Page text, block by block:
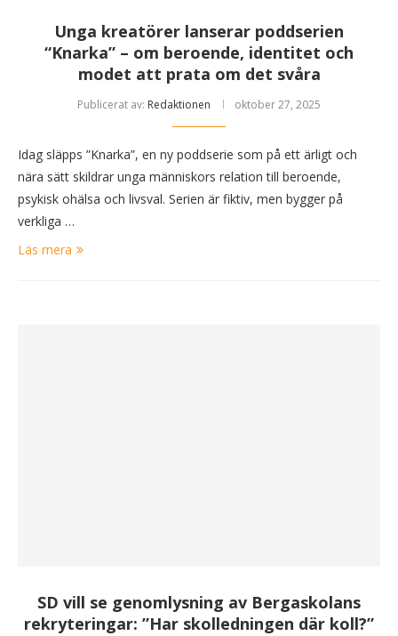
Unga kreatörer lanserar poddserien
“Knarka” – om beroende, identitet och
modet att prata om det svåra
Publicerat av: Redaktionen oktober 27, 2025
Idag släpps ”Knarka”, en ny poddserie som på ett ärligt och
nära sätt skildrar unga människors relation till beroende,
psykisk ohälsa och livsval. Serien är fiktiv, men bygger på
verkliga …
Läs mera
SD vill se genomlysning av Bergaskolans
rekryteringar: ”Har skolledningen där koll?”